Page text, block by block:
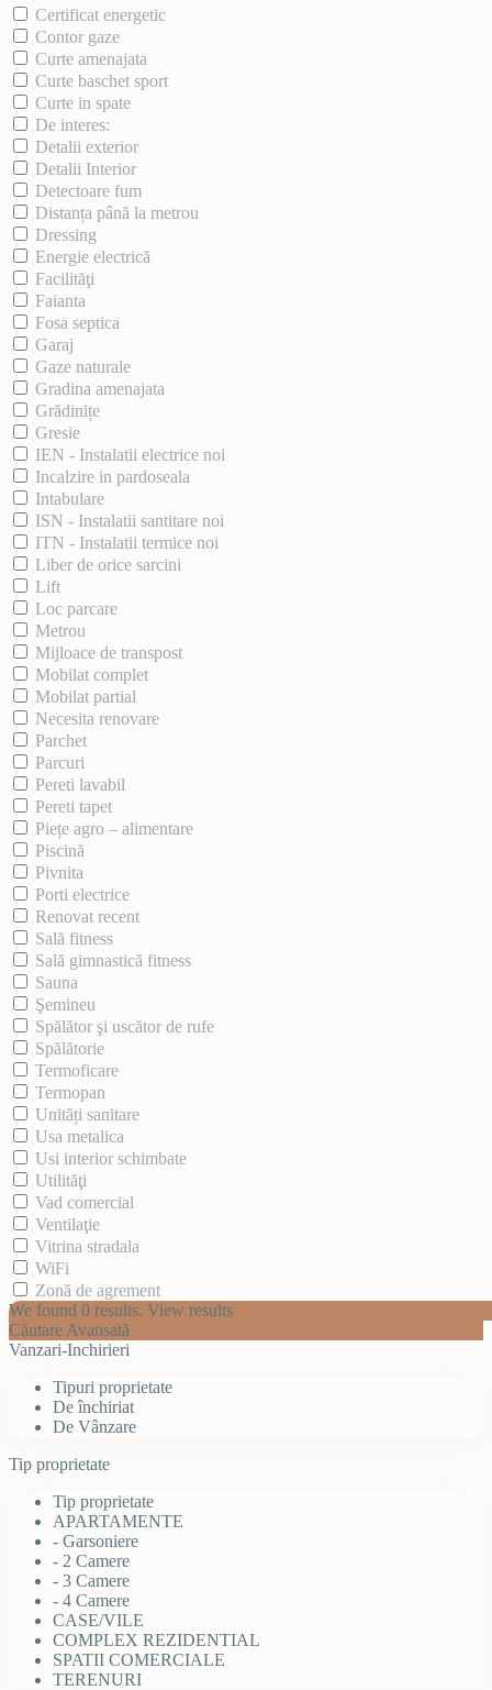
Certificat energetic
Contor gaze
Curte amenajata
Curte baschet sport
Curte in spate
De interes:
Detalii exterior
Detalii Interior
Detectoare fum
Distanța până la metrou
Dressing
Energie electrică
Facilităţi
Faianta
Fosa septica
Garaj
Gaze naturale
Gradina amenajata
Grădinițe
Gresie
IEN - Instalatii electrice noi
Incalzire in pardoseala
Intabulare
ISN - Instalatii santitare noi
ITN - Instalatii termice noi
Liber de orice sarcini
Lift
Loc parcare
Metrou
Mijloace de transpost
Mobilat complet
Mobilat partial
Necesita renovare
Parchet
Parcuri
Pereti lavabil
Pereti tapet
Piețe agro – alimentare
Piscină
Pivnita
Porti electrice
Renovat recent
Sală fitness
Sală gimnastică fitness
Sauna
Şemineu
Spălător şi uscător de rufe
Spălătorie
Termoficare
Termopan
Unități sanitare
Usa metalica
Usi interior schimbate
Utilităţi
Vad comercial
Ventilaţie
Vitrina stradala
WiFi
Zonă de agrement
We found 0 results. View results
Căutare Avansată
Vanzari-Inchirieri
Tipuri proprietate
De închiriat
De Vânzare
Tip proprietate
Tip proprietate
APARTAMENTE
- Garsoniere
- 2 Camere
- 3 Camere
- 4 Camere
CASE/VILE
COMPLEX REZIDENTIAL
SPATII COMERCIALE
TERENURI